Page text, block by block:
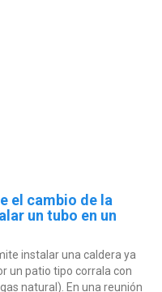
el cambio de la
un tubo en un
instalar una caldera ya
un patio tipo corrala con
natural). En una reunión